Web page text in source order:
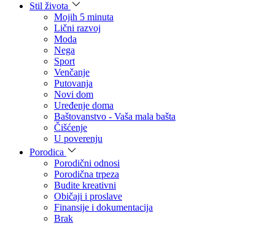
Stil života
Mojih 5 minuta
Lični razvoj
Moda
Nega
Sport
Venčanje
Putovanja
Novi dom
Uređenje doma
Baštovanstvo - Vaša mala bašta
Čišćenje
U poverenju
Porodica
Porodični odnosi
Porodična trpeza
Budite kreativni
Običaji i proslave
Finansije i dokumentacija
Brak